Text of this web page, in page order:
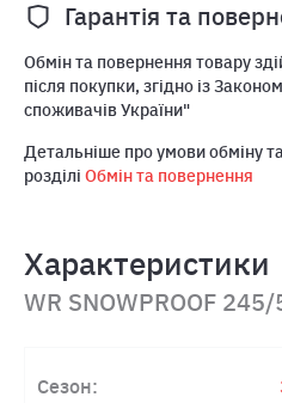
Гарантія та
Обмін та повернення товару
після покупки, згідно із
споживачів України"
Детальніше про умови обміну
розділі Обмін та повернення
Характеристики
WR SNOWPROOF
Сезон: